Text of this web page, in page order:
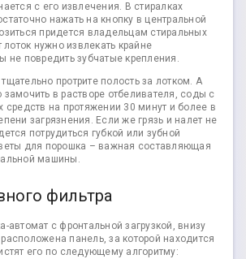
с его извлечения. В стиралках
нажать на кнопку в центральной
придется владельцам стиральных
нужно извлекать крайне
не повредить зубчатые крепления.
протрите полость за лотком. А
в растворе отбеливателя, соды с
средств на протяжении 30 минут и более в
загрязнения. Если же грязь и налет не
потрудиться губкой или зубной
для порошка – важная составляющая
машины.
фильтра
автомат с фронтальной загрузкой, внизу
панель, за которой находится
его по следующему алгоритму: